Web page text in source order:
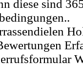
diese sind